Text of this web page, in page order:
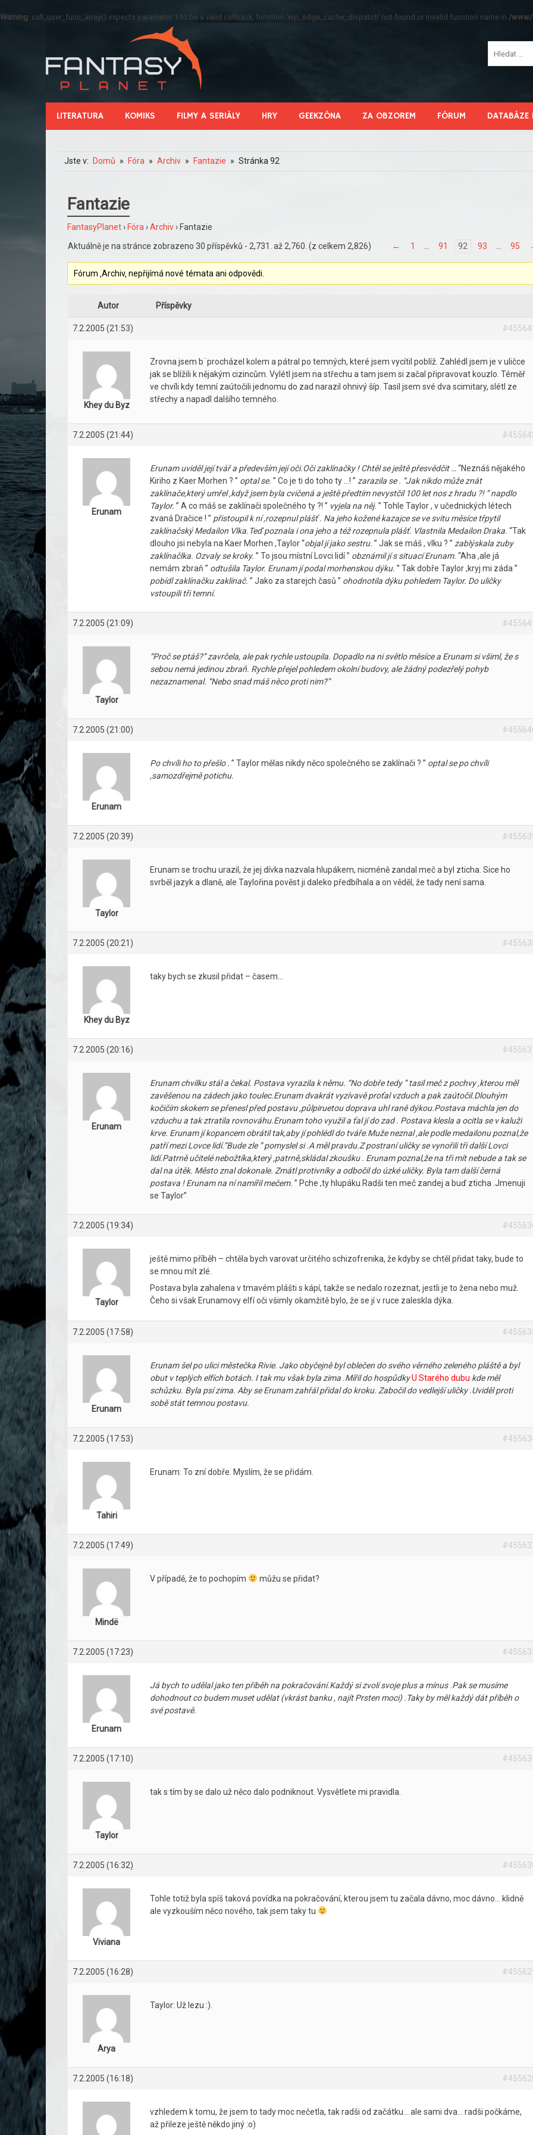
Warning: call_user_func_array() expects parameter 1 to be a valid callback, function 'wp_edge_cache_dispatch' not found or invalid function name in /
LITERATURA KOMIKS FILMY A SERIÁLY HRY GEEKZÓNA ZA OBZOREM FÓRUM DATABÁZE
Jste v: Domů Fóra Archiv Fantazie Stránka 92
Fantazie
FantasyPlanet› Fóra ›Archiv› Fantazie
Aktuálně je na stránce zobrazeno 30 příspěvků - 2,731. až 2,760. (z celkem 2,826)
← 1 91 92 93 95
Fórum ‚Archiv‚ nepřijímá nové témata ani odpovědi.
Autor Příspěvky
7.2.2005 (21:53)
Khey du Byz
Zrovna jsem b¨procházel kolem a pátral po temných, které jsem vycítil poblíž. Zahlédl jsem je v uličce
jak se blížili k nějakým cizincům. Vylétl jsem na střechu a tam jsem si začal připravovat kouzlo. Téměř
ve chvíli kdy temní zaútočili jednomu do zad narazil ohnivý šíp. Tasil jsem své dva scimitary, slétl ze
střechy a napadl dalšího temného.
7.2.2005 (21:44)
Erunam
Erunam uviděl její tvář a především její oči.Oči zaklínačky ! Chtěl se ještě přesvědčit …“Neznáš nějakého
Kiriho z Kaer Morhen ? ” optal se. ” Co je ti do toho ty …! ” zarazila se . “Jak nikdo může znát
zaklínače,který umřel ,když jsem byla cvičená a ještě předtím nevystčil 100 let nos z hradu ?! ” napdlo
Taylor. ” A co máš se zaklínači společného ty ?! ” vyjela na něj. ” Tohle Taylor , v učednických létech
zvaná Dračice ! ” přistoupil k ní ,rozepnul plášť . Na jeho kožené kazajce se ve svitu měsíce třpytil
zaklínačský Medailon Vlka.Teď poznala i ona jeho a též rozepnula plášť. Vlastnila Medailon Draka. “Tak
dlouho jsi nebyla na Kaer Morhen ,Taylor “objal jí jako sestru. ” Jak se máš , vlku ? ” zablýskala zuby
zaklínačlka. Ozvaly se kroky. ” To jsou místní Lovci lidí ” obznámil jí s situací Erunam. “Aha ,ale já
nemám zbraň ” odtušila Taylor. Erunam jí podal morhenskou dýku. ” Tak dobře Taylor ,kryj mi záda ”
pobídl zaklínačku zaklínač. ” Jako za starejch časů ” ohodnotila dýku pohledem Taylor. Do uličky
vstoupili tři temní.
7.2.2005 (21:09)
Taylor
“Proč se ptáš?”zavrčela, ale pak rychle ustoupila. Dopadlo na ni světlo měsíce a Erunam si všiml, že s
sebou nemá jedinou zbraň. Rychle přejel pohledem okolní budovy, ale žádný podezřelý pohyb
nezaznamenal. “Nebo snad máš něco proti nim?”
7.2.2005 (21:00)
Erunam
Po chvíli ho to přešlo . ” Taylor mělas nikdy něco společného se zaklínači ? ” optal se po chvíli
,samozdřejmě potichu.
7.2.2005 (20:39)
Taylor
Erunam se trochu urazil, že jej dívka nazvala hlupákem, nicméně zandal meč a byl zticha. Sice ho
svrběl jazyk a dlaně, ale Taylořina pověst ji daleko předbíhala a on věděl, že tady není sama.
7.2.2005 (20:21)
Khey du Byz
taky bych se zkusil přidat – časem…
7.2.2005 (20:16)
Erunam
Erunam chvilku stál a čekal. Postava vyrazila k němu. “No dobře tedy ” tasil meč z pochvy ,kterou měl
zavěšenou na zádech jako toulec.Erunam dvakrát vyzívavě proťal vzduch a pak zaútočil.Dlouhým
kočičím skokem se přenesl před postavu ,půlpiruetou doprava uhl raně dýkou.Postava máchla jen do
vzduchu a tak ztratila rovnováhu.Erunam toho využil a ťal jí do zad . Postava klesla a ocitla se v kaluži
krve. Erunam jí kopancem obrátil tak,aby jí pohlédl do tváře.Muže neznal ,ale podle medailonu poznal,že
patří mezi Lovce lidí.”Bude zle ” pomyslel si .A měl pravdu.Z postraní uličky se vynořili tři další Lovci
lidí.Patrně učitelé nebožtíka,který ,patrně,skládal zkoušku . Erunam poznal,že na tři mít nebude a tak se
dal na útěk. Město znal dokonale. Zmátl protivníky a odbočil do úzké uličky. Byla tam další černá
postava ! Erunam na ní namířil mečem. ” Pche ,ty hlupáku.Radši ten meč zandej a buď zticha .Jmenuji
se Taylor”
7.2.2005 (19:34)
Taylor
ještě mimo příběh – chtěla bych varovat určitého schizofrenika, že kdyby se chtěl přidat taky, bude to
se mnou mít zlé.
Postava byla zahalena v tmavém plášti s kápí, takže se nedalo rozeznat, jestli je to žena nebo muž.
Čeho si však Erunamovy elfí oči všimly okamžitě bylo, že se jí v ruce zaleskla dýka.
7.2.2005 (17:58)
Erunam
Erunam šel po ulici městečka Rivie. Jako obyčejně byl oblečen do svého věrného zeleného pláště a byl
obut v teplých elfích botách. I tak mu však byla zima .Mířil do hospůdkyU Starého dubu kde měl
schůzku. Byla psí zima. Aby se Erunam zahřál přidal do kroku. Zabočil do vedlejší uličky .Uviděl proti
sobě stát temnou postavu.
7.2.2005 (17:53)
Tahiri
Erunam: To zní dobře. Myslím, že se přidám.
7.2.2005 (17:49)
Mindë
V případě, že to pochopím můžu se přidat?
7.2.2005 (17:23)
Erunam
Já bych to udělal jako ten příběh na pokračování.Každý si zvolí svoje plus a mínus .Pak se musíme
dohodnout co budem muset udělat (vkrást banku , najít Prsten moci) .Taky by měl každý dát příběh o
své postavě.
7.2.2005 (17:10)
Taylor
tak s tím by se dalo už něco dalo podniknout. Vysvětlete mi pravidla.
7.2.2005 (16:32)
Viviana
Tohle totiž byla spíš taková povídka na pokračování, kterou jsem tu začala dávno, moc dávno… klidně
ale vyzkouším něco nového, tak jsem taky tu
7.2.2005 (16:28)
Arya
Taylor: Už lezu :).
7.2.2005 (16:18)
vzhledem k tomu, že jsem to tady moc nečetla, tak radši od začátku… ale sami dva… radši počkáme,
až přileze ještě někdo jiný :o)